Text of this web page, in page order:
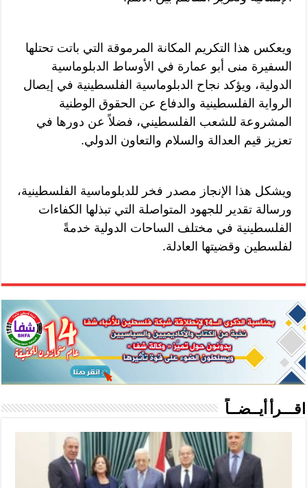
ويعكس هذا التكريم المكانة المرموقة التي باتت تحتلها
السفيرة منى أبو عمارة في الأوساط الدبلوماسية
الدولية، ويؤكد نجاح الدبلوماسية الفلسطينية في إيصال
الرواية الفلسطينية والدفاع عن الحقوق الوطنية
المشروعة للشعب الفلسطيني، فضلاً عن دورها في
تعزيز قيم العدالة والسلام والتعاون الدولي.
ويشكل هذا الإنجاز مصدر فخر للدبلوماسية الفلسطينية،
ورسالة تقدير للجهود المتواصلة التي تبذلها الكفاءات
الفلسطينية في مختلف الساحات الدولية خدمةً
لفلسطين وقضيتها العادلة.
اقـــرأ أيــضــاً